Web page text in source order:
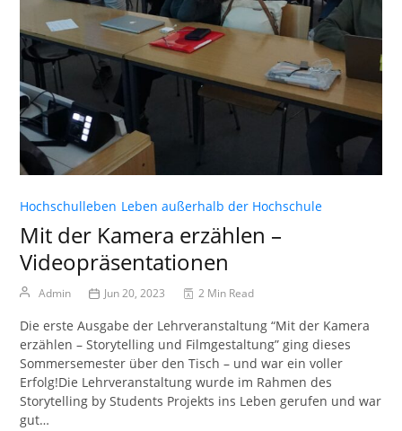
Hochschulleben Leben außerhalb der Hochschule
Mit der Kamera erzählen –
Videopräsentationen
Admin Jun 20, 2023 2 Min Read
Die erste Ausgabe der Lehrveranstaltung “Mit der Kamera
erzählen – Storytelling und Filmgestaltung” ging dieses
Sommersemester über den Tisch – und war ein voller
Erfolg!Die Lehrveranstaltung wurde im Rahmen des
Storytelling by Students Projekts ins Leben gerufen und war
gut…